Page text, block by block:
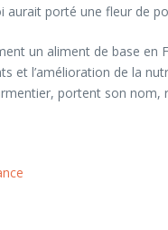
porté une fleur de
un aliment de base
et l’amélioration de la
portent son nom,